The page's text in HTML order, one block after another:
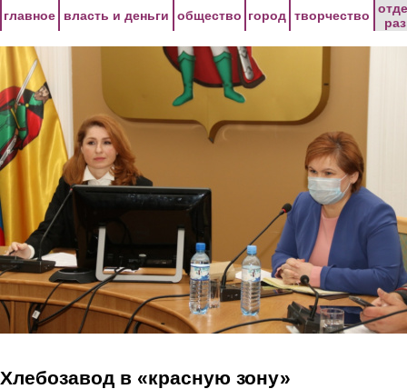
главное власть и деньги общество город творчество
Хлебозавод в «красную зону»